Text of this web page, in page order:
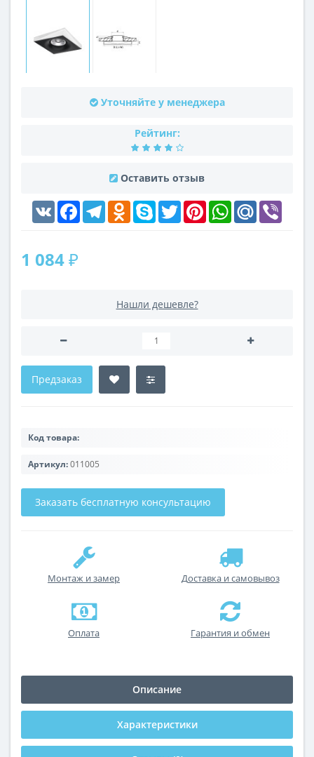
Уточняйте у менеджера
Рейтинг:
Оставить отзыв
VK FacebookTelegramOdnoklassniki
Skype Twitter PinterestWhatsAppMail.Ru
1 084 ₽
Нашли дешевле?
Предзаказ
Код товара:
Артикул:011005
Заказать бесплатную консультацию
Монтаж и замер Доставка и самовывоз
Оплата Гарантия и обмен
Описание
Характеристики